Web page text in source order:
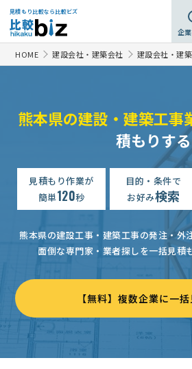
見積もり比較なら比較ビズ
企
HOME 建設会社・建築会社 建設会社・建
熊本県の建設・建築工事
積もりする
見積もり作業が
簡単120秒
目的・条件で
お好み検索
熊本県の建設工事・建築工事の発注・外
面倒な専門家・業者探しを一括見積
【無料】複数企業に一